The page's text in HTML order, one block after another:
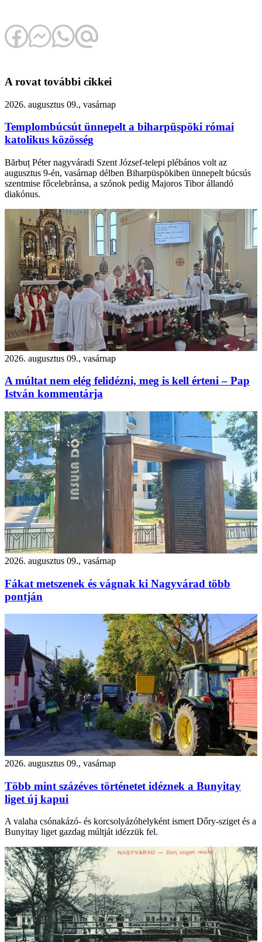
A rovat további cikkei
2026. augusztus 09., vasárnap
Templombúcsút ünnepelt a biharpüspöki római
katolikus közösség
Bărbuț Péter nagyváradi Szent József-telepi plébános volt az
augusztus 9-én, vasárnap délben Biharpüspökiben ünnepelt búcsús
szentmise főcelebránsa, a szónok pedig Majoros Tibor állandó
diakónus.
2026. augusztus 09., vasárnap
A múltat nem elég felidézni, meg is kell érteni – Pap
István kommentárja
2026. augusztus 09., vasárnap
Fákat metszenek és vágnak ki Nagyvárad több
pontján
2026. augusztus 09., vasárnap
Több mint százéves történetet idéznek a Bunyitay
liget új kapui
A valaha csónakázó- és korcsolyázóhelyként ismert Dőry-sziget és a
Bunyitay liget gazdag múltját idézzük fel.